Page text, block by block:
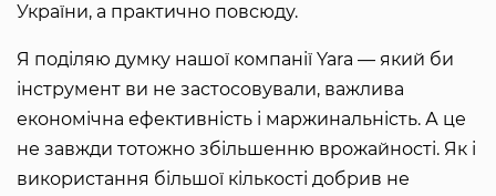
України, а практично повсюду.
Я поділяю думку нашої компанії Yara — який би
інструмент ви не застосовували, важлива
економічна ефективність і маржинальність. А це
не завжди тотожно збільшенню врожайності. Як і
використання більшої кількості добрив не